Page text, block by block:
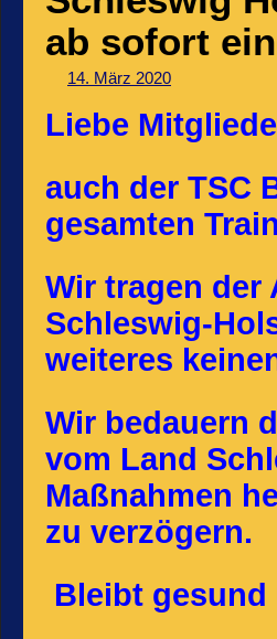
ab sofort
14. März 2020
Liebe
auch der TSC
gesamten
Wir tragen der
Schleswig-
weiteres
Wir bedauern
vom Land
Maßnahmen
zu verzögern.
Bleibt